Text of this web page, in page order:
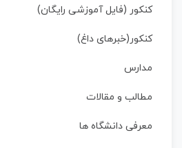
کنکور (فایل آموزشی رایگان)
کنکور(خبرهای داغ)
مدارس
مطالب و مقالات
معرفی دانشگاه ها